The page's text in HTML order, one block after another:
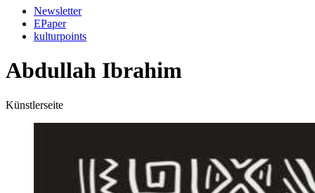
Newsletter
EPaper
kulturpoints
Abdullah Ibrahim
Künstlerseite